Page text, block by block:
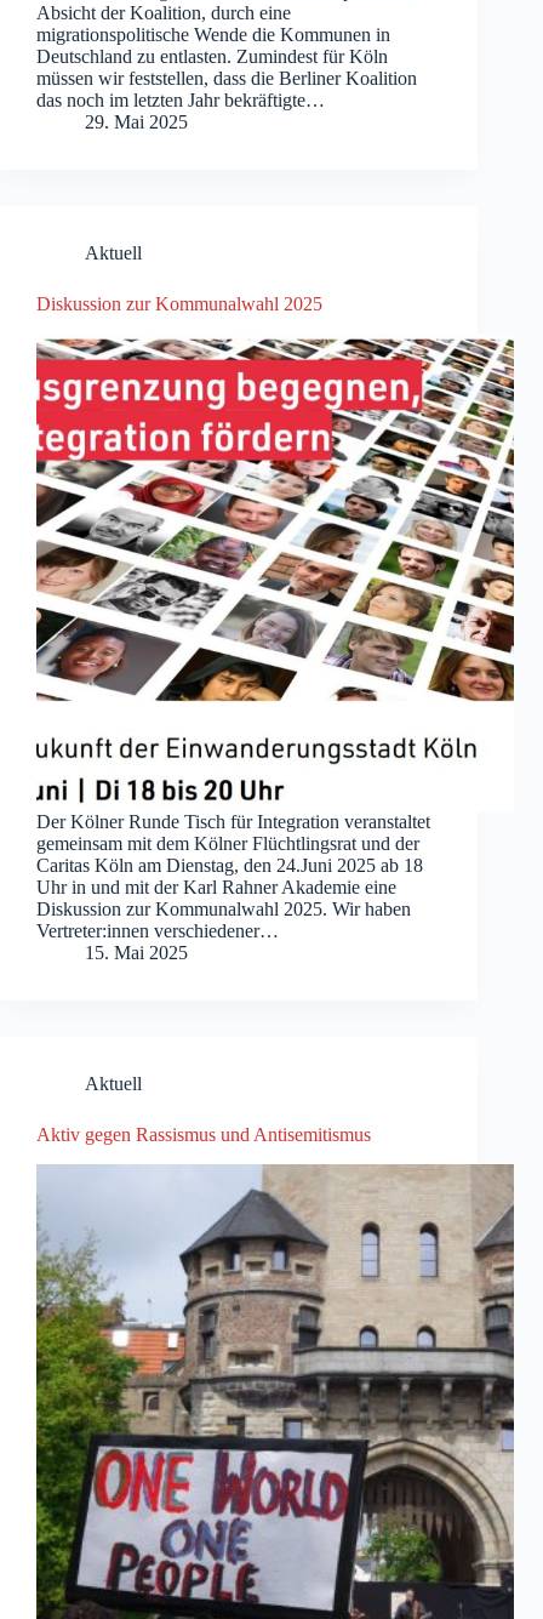
Absicht der Koalition, durch eine
migrationspolitische Wende die Kommunen in
Deutschland zu entlasten. Zumindest für Köln
müssen wir feststellen, dass die Berliner Koalition
das noch im letzten Jahr bekräftigte…
29. Mai 2025
Aktuell
Diskussion zur Kommunalwahl 2025
Der Kölner Runde Tisch für Integration veranstaltet
gemeinsam mit dem Kölner Flüchtlingsrat und der
Caritas Köln am Dienstag, den 24.Juni 2025 ab 18
Uhr in und mit der Karl Rahner Akademie eine
Diskussion zur Kommunalwahl 2025. Wir haben
Vertreter:innen verschiedener…
15. Mai 2025
Aktuell
Aktiv gegen Rassismus und Antisemitismus